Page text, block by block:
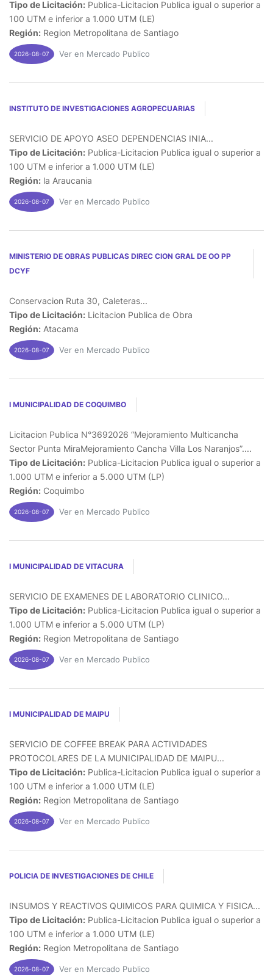
Tipo de Licitación: Publica-Licitacion Publica igual o superior a
100 UTM e inferior a 1.000 UTM (LE)
Región: Region Metropolitana de Santiago
2026-08-07 Ver en Mercado Publico
INSTITUTO DE INVESTIGACIONES AGROPECUARIAS
SERVICIO DE APOYO ASEO DEPENDENCIAS INIA...
Tipo de Licitación: Publica-Licitacion Publica igual o superior a
100 UTM e inferior a 1.000 UTM (LE)
Región: la Araucania
2026-08-07 Ver en Mercado Publico
MINISTERIO DE OBRAS PUBLICAS DIREC CION GRAL DE OO PP
DCYF
Conservacion Ruta 30, Caleteras...
Tipo de Licitación: Licitacion Publica de Obra
Región: Atacama
2026-08-07 Ver en Mercado Publico
I MUNICIPALIDAD DE COQUIMBO
Licitacion Publica N°3692026 “Mejoramiento Multicancha
Sector Punta MiraMejoramiento Cancha Villa Los Naranjos”....
Tipo de Licitación: Publica-Licitacion Publica igual o superior a
1.000 UTM e inferior a 5.000 UTM (LP)
Región: Coquimbo
2026-08-07 Ver en Mercado Publico
I MUNICIPALIDAD DE VITACURA
SERVICIO DE EXAMENES DE LABORATORIO CLINICO...
Tipo de Licitación: Publica-Licitacion Publica igual o superior a
1.000 UTM e inferior a 5.000 UTM (LP)
Región: Region Metropolitana de Santiago
2026-08-07 Ver en Mercado Publico
I MUNICIPALIDAD DE MAIPU
SERVICIO DE COFFEE BREAK PARA ACTIVIDADES
PROTOCOLARES DE LA MUNICIPALIDAD DE MAIPU...
Tipo de Licitación: Publica-Licitacion Publica igual o superior a
100 UTM e inferior a 1.000 UTM (LE)
Región: Region Metropolitana de Santiago
2026-08-07 Ver en Mercado Publico
POLICIA DE INVESTIGACIONES DE CHILE
INSUMOS Y REACTIVOS QUIMICOS PARA QUIMICA Y FISICA...
Tipo de Licitación: Publica-Licitacion Publica igual o superior a
100 UTM e inferior a 1.000 UTM (LE)
Región: Region Metropolitana de Santiago
2026-08-07 Ver en Mercado Publico